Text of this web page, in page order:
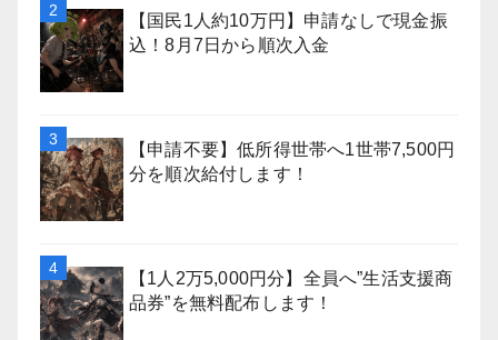
【国民1人約10万円】申請なしで現金振
込！8月7日から順次入金
【申請不要】低所得世帯へ1世帯7,500円
分を順次給付します！
【1人2万5,000円分】全員へ”生活支援商
品券”を無料配布します！